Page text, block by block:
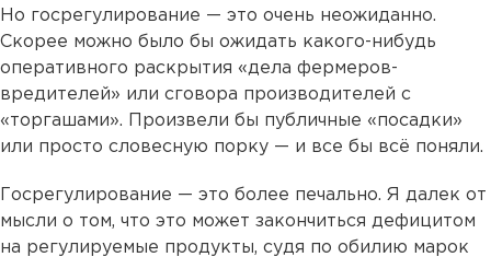
Но госрегулирование — это очень неожиданно.
Скорее можно было бы ожидать какого-нибудь
оперативного раскрытия «дела фермеров-
вредителей» или сговора производителей с
«торгашами». Произвели бы публичные «посадки»
или просто словесную порку — и все бы всё поняли.
Госрегулирование — это более печально. Я далек от
мысли о том, что это может закончиться дефицитом
на регулируемые продукты, судя по обилию марок